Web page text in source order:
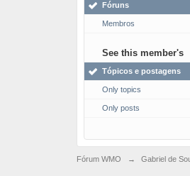
Fóruns
Membros
See this member's
Tópicos e postagens
Only topics
Only posts
Fórum WMO → Gabriel de